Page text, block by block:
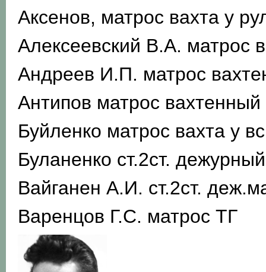
Аксенов, матрос вахта у
Алексеевский В.А. матрос
Андреев И.П. матрос
Антипов матрос
Буйленко матрос вахта у
Буланенко ст.2ст.
Вайганен А.И. ст.2ст.
Варенцов Г.С. матрос ТГ